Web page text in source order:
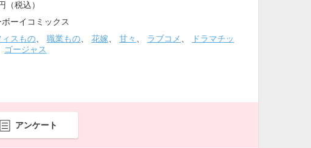
（税込）
ボーイコミックス
ィスもの、 職業もの、 花嫁、 甘々 、 ラブコメ 、
ドラマチッ
ゴージャス
アンケート